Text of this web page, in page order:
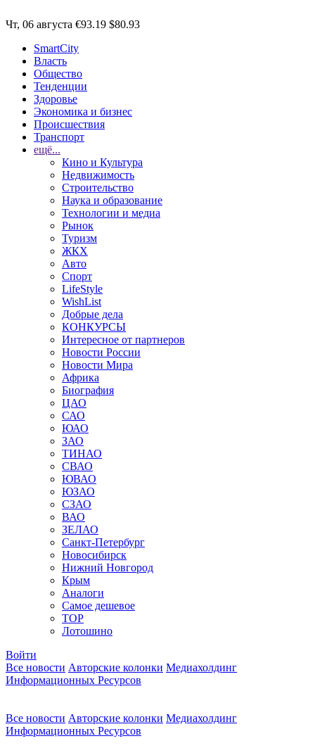
Чт, 06 августа €93.19 $80.93
SmartCity
Власть
Общество
Тенденции
Здоровье
Экономика и бизнес
Происшествия
Транспорт
ещё...
Кино и Культура
Недвижимость
Строительство
Наука и образование
Технологии и медиа
Рынок
Туризм
ЖКХ
Авто
Спорт
LifeStyle
WishList
Добрые дела
КОНКУРСЫ
Интересное от партнеров
Новости России
Новости Мира
Африка
Биография
ЦАО
САО
ЮАО
ЗАО
ТИНАО
СВАО
ЮВАО
ЮЗАО
СЗАО
ВАО
ЗЕЛАО
Санкт-Петербург
Новосибирск
Нижний Новгород
Крым
Аналоги
Самое дешевое
TOP
Лотошино
Войти
Все новости Авторские колонки Медиахолдинг
Информационных Ресурсов
Все новости Авторские колонки Медиахолдинг
Информационных Ресурсов